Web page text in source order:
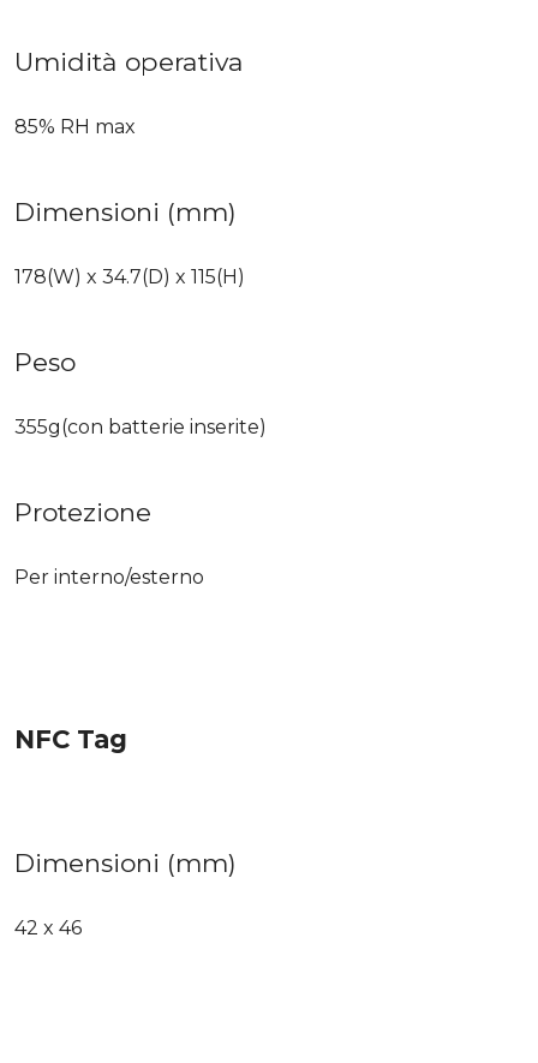
Umidità operativa
85% RH max
Dimensioni (mm)
178(W) x 34.7(D) x 115(H)
Peso
355g(con batterie inserite)
Protezione
Per interno/esterno
NFC Tag
Dimensioni (mm)
42 x 46